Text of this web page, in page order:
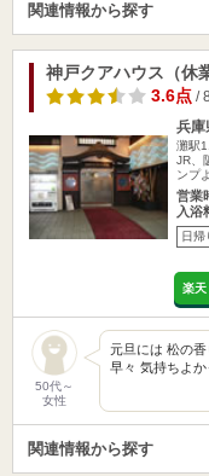
関連情報から探す
神戸クアハウス（休
3.6点/
兵庫
灘駅
JR、
ンプ
営業
入浴
日帰
楽天
50代～
女性
元旦には 松の
早々 気持ちよ
関連情報から探す